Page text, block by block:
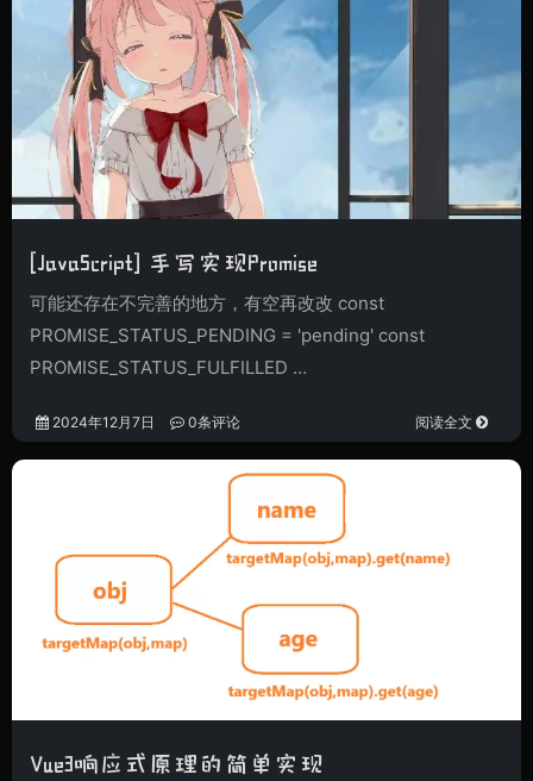
[JavaScript] 手写实现Promise
可能还存在不完善的地方，有空再改改 const
PROMISE_STATUS_PENDING = 'pending' const
PROMISE_STATUS_FULFILLED …
2024年12月7日 0条评论 阅读全文
Vue3响应式原理的简单实现